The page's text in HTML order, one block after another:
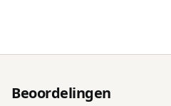
Beoordelingen